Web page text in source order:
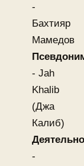
-
Бахтияр
Мамедов
- Jah
Khalib
(Джа
Калиб)
-